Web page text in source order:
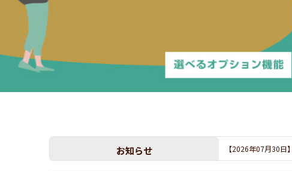
お知らせ 【2026年07月30日】